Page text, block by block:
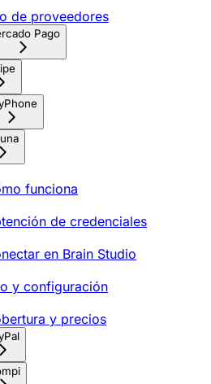
de proveedores
Pago
funciona
de credenciales
en Brain Studio
y configuración
y precios